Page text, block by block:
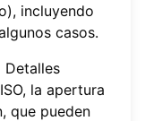
incluyendo
casos.
Detalles
la apertura
que pueden